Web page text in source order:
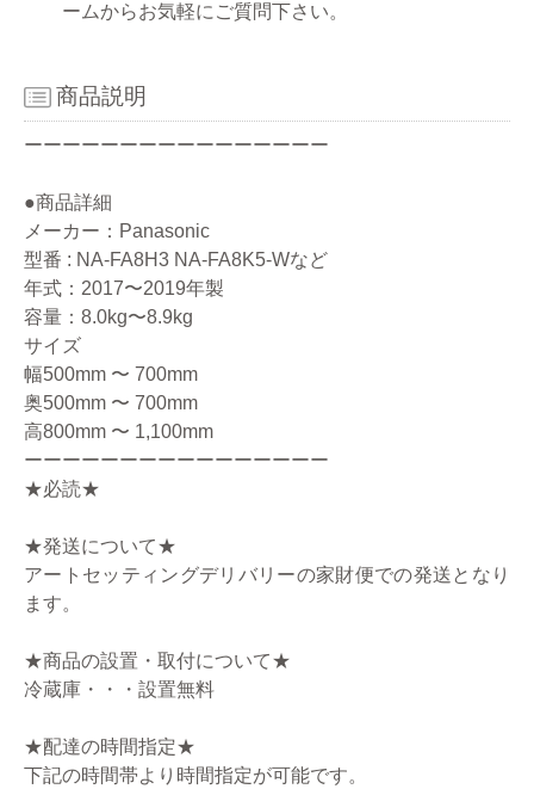
ームからお気軽にご質問下さい。
商品説明
ーーーーーーーーーーーーーーーー
●商品詳細
メーカー：Panasonic
型番 : NA-FA8H3 NA-FA8K5-Wなど
年式：2017〜2019年製
容量：8.0kg〜8.9kg
サイズ
幅500mm 〜 700mm
奥500mm 〜 700mm
高800mm 〜 1,100mm
ーーーーーーーーーーーーーーーー
★必読★
★発送について★
アートセッティングデリバリーの家財便での発送となり
ます。
★商品の設置・取付について★
冷蔵庫・・・設置無料
★配達の時間指定★
下記の時間帯より時間指定が可能です。